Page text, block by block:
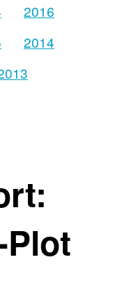
2016
2014